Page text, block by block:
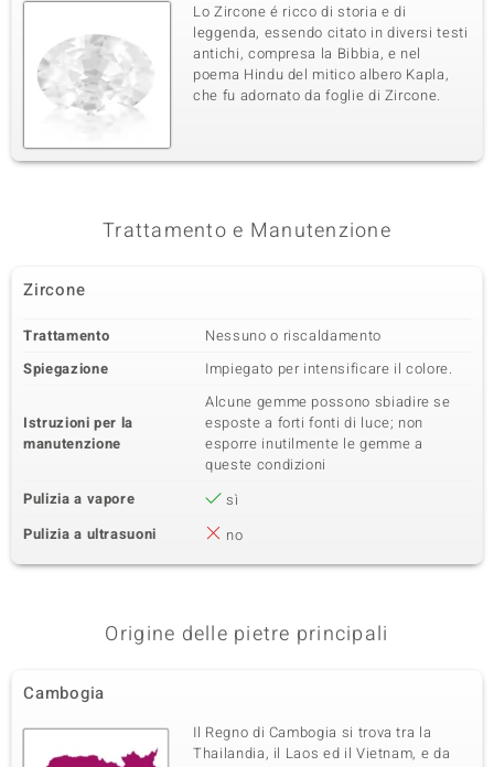
Lo Zircone é ricco di storia e di
leggenda, essendo citato in diversi testi
antichi, compresa la Bibbia, e nel
poema Hindu del mitico albero Kapla,
che fu adornato da foglie di Zircone.
Trattamento e Manutenzione
Zircone
Trattamento
Nessuno o riscaldamento
Spiegazione
Impiegato per intensificare il colore.
Istruzioni per la
manutenzione
Alcune gemme possono sbiadire se
esposte a forti fonti di luce; non
esporre inutilmente le gemme a
queste condizioni
Pulizia a vapore
sì
Pulizia a ultrasuoni
no
Origine delle pietre principali
Cambogia
Il Regno di Cambogia si trova tra la
Thailandia, il Laos ed il Vietnam, e da